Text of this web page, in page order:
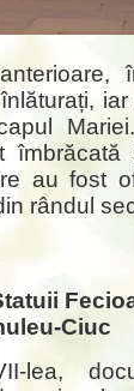
au fost
rândul
Ciuc
lea,